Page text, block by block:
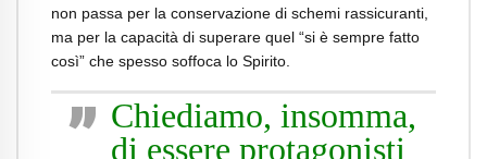
non passa per la conservazione di schemi rassicuranti,
ma per la capacità di superare quel “si è sempre fatto
così” che spesso soffoca lo Spirito.
Chiediamo, insomma,
di essere protagonisti